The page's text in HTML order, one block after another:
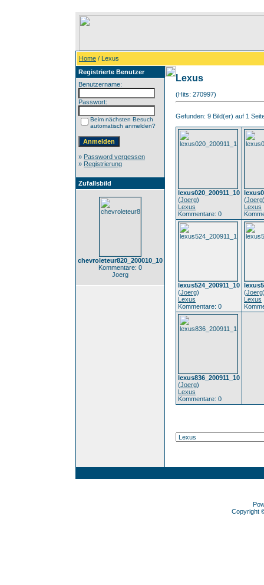
Home / Lexus
Registrierte Benutzer
Benutzername:
Passwort:
Beim nächsten Besuch
automatisch anmelden?
» Password vergessen
» Registrierung
Zufallsbild
chevroleteur820_200010_10
Kommentare: 0
Joerg
Lexus
(Hits: 270997)
Gefunden: 9 Bild(er) auf 1
lexus020_200911_10
(Joerg)
Lexus
Kommentare: 0
(Joerg
Lexus
lexus524_200911_10
(Joerg)
Lexus
Kommentare: 0
(Joerg
Lexus
lexus836_200911_10
(Joerg)
Lexus
Kommentare: 0
Copyright